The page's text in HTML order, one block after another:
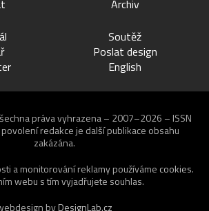
Archiv
Soutěž
Poslat design
English
práva vyhrazena – 2007–2026 – ISSN
redakce je další publikace obsahu
zakázána.
a monitorování reklamy používáme cookies.
webu s tím vyjadřujete souhlas.
byDesignLab.cz